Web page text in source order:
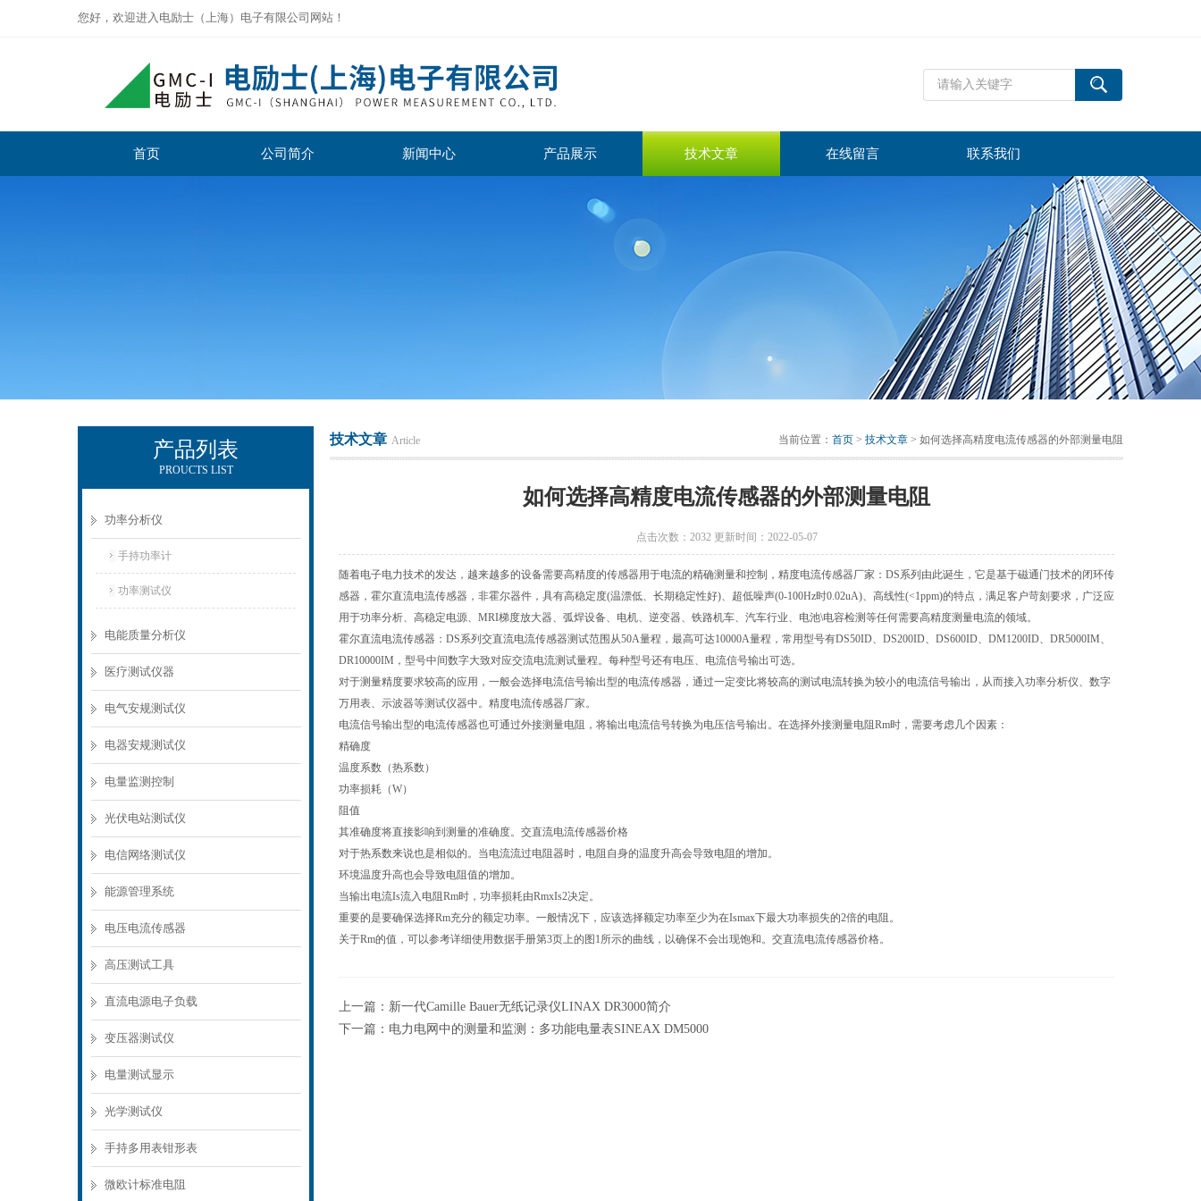
您好，欢迎进入电励士（上海）电子有限公司网站！
首页 公司简介 新闻中心 产品展示 技术文章 在线留言 联系我们
产品列表
PROUCTS LIST
功率分析仪
手持功率计
功率测试仪
电能质量分析仪
医疗测试仪器
电气安规测试仪
电器安规测试仪
电量监测控制
光伏电站测试仪
电信网络测试仪
能源管理系统
电压电流传感器
高压测试工具
直流电源电子负载
变压器测试仪
电量测试显示
光学测试仪
手持多用表钳形表
微欧计标准电阻
技术文章 Article 当前位置： 首页 > 技术文章 > 如何选择高精度电流传感器的外部测量电阻
如何选择高精度电流传感器的外部测量电阻
点击次数：2032 更新时间：2022-05-07
随着电子电力技术的发达，越来越多的设备需要高精度的传感器用于电流的精确测量和控制，精度电流传感器厂家：DS系列由此诞生，它是基于磁通门技术的闭环传
感器，霍尔直流电流传感器，非霍尔器件，具有高稳定度(温漂低、长期稳定性好)、超低噪声(0-100Hz时0.02uA)、高线性(<1ppm)的特点，满足客户苛刻要求，广泛应
用于功率分析、高稳定电源、MRI梯度放大器、弧焊设备、电机、逆变器、铁路机车、汽车行业、电池\电容检测等任何需要高精度测量电流的领域。
霍尔直流电流传感器：DS系列交直流电流传感器测试范围从50A量程，最高可达10000A量程，常用型号有DS50ID、DS200ID、DS600ID、DM1200ID、DR5000IM、
DR10000IM，型号中间数字大致对应交流电流测试量程。每种型号还有电压、电流信号输出可选。
对于测量精度要求较高的应用，一般会选择电流信号输出型的电流传感器，通过一定变比将较高的测试电流转换为较小的电流信号输出，从而接入功率分析仪、数字
万用表、示波器等测试仪器中。精度电流传感器厂家。
电流信号输出型的电流传感器也可通过外接测量电阻，将输出电流信号转换为电压信号输出。在选择外接测量电阻Rm时，需要考虑几个因素：
精确度
温度系数（热系数）
功率损耗（W）
阻值
其准确度将直接影响到测量的准确度。交直流电流传感器价格
对于热系数来说也是相似的。当电流流过电阻器时，电阻自身的温度升高会导致电阻的增加。
环境温度升高也会导致电阻值的增加。
当输出电流Is流入电阻Rm时，功率损耗由RmxIs2决定。
重要的是要确保选择Rm充分的额定功率。一般情况下，应该选择额定功率至少为在Ismax下最大功率损失的2倍的电阻。
关于Rm的值，可以参考详细使用数据手册第3页上的图1所示的曲线，以确保不会出现饱和。交直流电流传感器价格。
上一篇： 新一代Camille Bauer无纸记录仪LINAX DR3000简介
下一篇： 电力电网中的测量和监测：多功能电量表SINEAX DM5000